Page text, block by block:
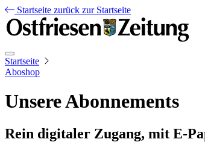
Startseite zurück zur Startseite
Startseite
Aboshop
Unsere Abonnements
Rein digitaler Zugang, mit E-